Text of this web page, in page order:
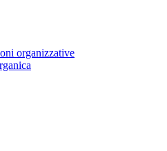
organizzative